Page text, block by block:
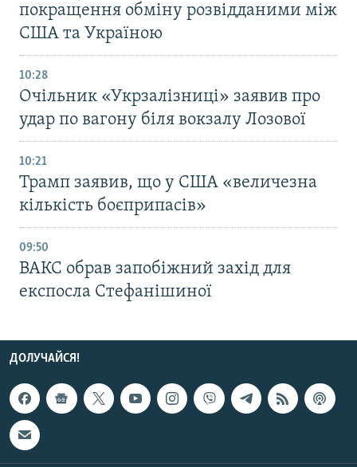
покращення обміну розвідданими між
США та Україною
10:28
Очільник «Укрзалізниці» заявив про
удар по вагону біля вокзалу Лозової
10:21
Трамп заявив, що у США «величезна
кількість боєприпасів»
09:50
ВАКС обрав запобіжний захід для
експосла Стефанішиної
ДОЛУЧАЙСЯ!